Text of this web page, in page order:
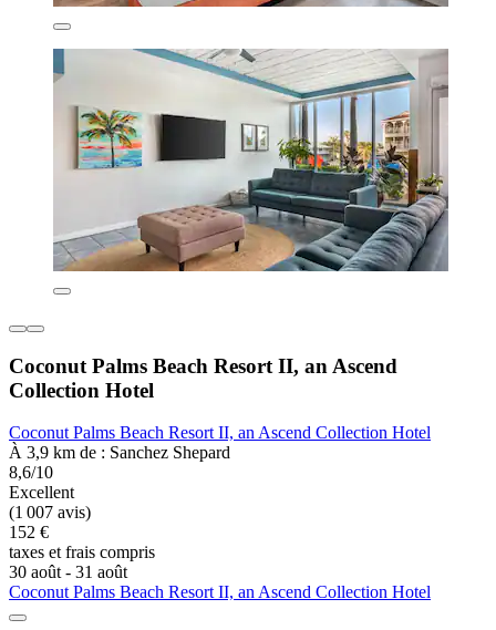
Coconut Palms Beach Resort II, an Ascend
Collection Hotel
Coconut Palms Beach Resort II, an Ascend Collection Hotel
À 3,9 km de : Sanchez Shepard
8,6/10
Excellent
(1 007 avis)
152 €
taxes et frais compris
30 août - 31 août
Coconut Palms Beach Resort II, an Ascend Collection Hotel